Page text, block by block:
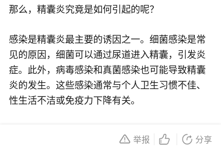
那么，精囊炎究竟是如何引起的呢？
感染是精囊炎最主要的诱因之一。细菌感染是常
见的原因，细菌可以通过尿道进入精囊，引发炎
症。此外，病毒感染和真菌感染也可能导致精囊
炎的发生。这些感染通常与个人卫生习惯不佳、
性生活不洁或免疫力下降有关。
时间久坐、缺乏运动、饮食不均衡等不良生活习
举报 分享